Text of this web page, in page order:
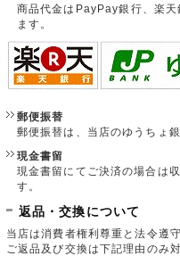
商品代金はPayPay銀行、楽
ます。
郵便振替
郵便振替は、当店のゆうちょ
現金書留
現金書留にてご決済の場合は
す。
返品・交換について
当店は消費者権利尊重と法令遵
ご返品及び交換は下記理由のみ